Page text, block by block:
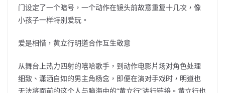
门设定了一个暗号，一个动作在镜头前故意重复十几次，像
小孩子一样特别爱玩。
爱是相惜，黄立行明道合作互生敬意
从舞台上热力四射的嘻哈歌手，到动作电影片场对角色处理
细致、潇洒自如的男主角杨念，即便在演对手戏时，明道也
无法将面前的这个人与脑海中的“黄立行”进行链接。黄立行也